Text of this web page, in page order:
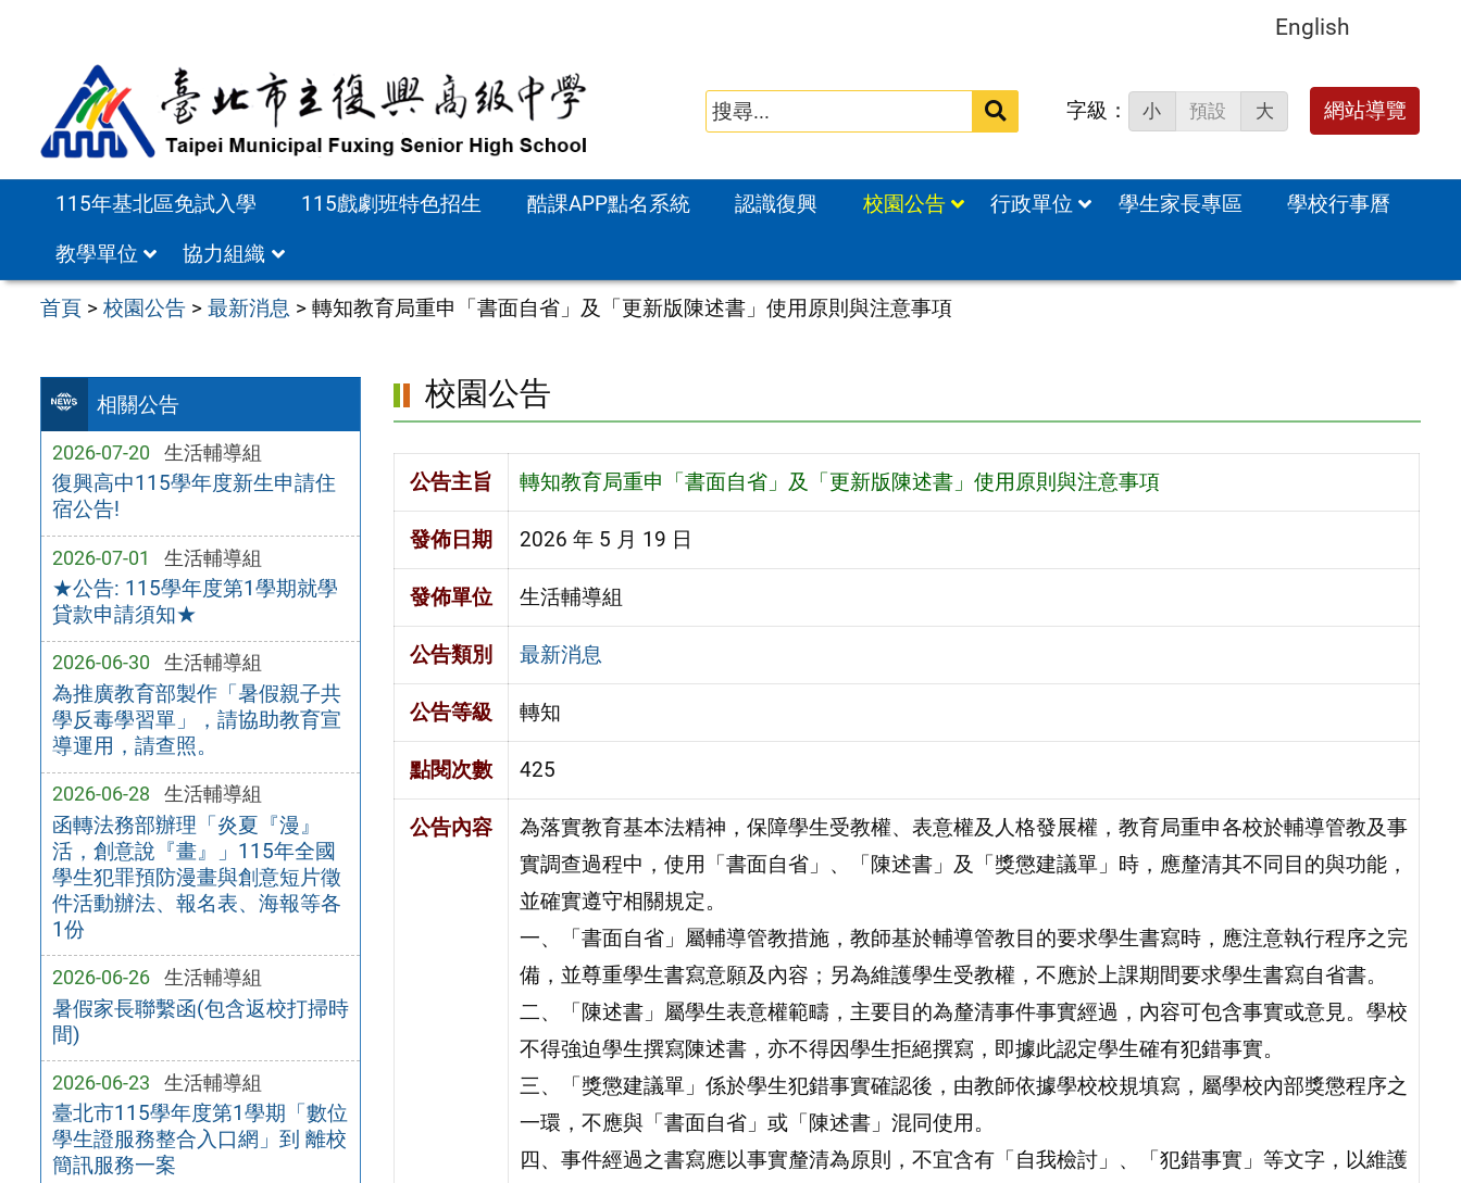
English
搜
字級： 小 預設 大 網站導覽
115年基北區免試入學 115戲劇班特色招生 酷課APP點名系統 認識復興 校園公告 行政單位 學生家長專區
學校行事曆
教學單位
協力組織
首頁 >校園公告 >最新消息 >轉知教育局重申「書面自省」及「更新版陳述書」使用原則與注意事項
相關公告
2026-07-20 生活輔導組
復興高中115學年度新生申請住
宿公告!
2026-07-01 生活輔導組
★公告: 115學年度第1學期就學
貸款申請須知★
2026-06-30 生活輔導組
為推廣教育部製作「暑假親子共
學反毒學習單」，請協助教育宣
導運用，請查照。
2026-06-28 生活輔導組
函轉法務部辦理「炎夏『漫』
活，創意說『畫』」115年全國
學生犯罪預防漫畫與創意短片徵
件活動辦法、報名表、海報等各
1份
2026-06-26 生活輔導組
暑假家長聯繫函(包含返校打掃時
間)
2026-06-23 生活輔導組
臺北市115學年度第1學期「數位
學生證服務整合入口網」到 離校
簡訊服務一案
校園公告
公告主旨 轉知教育局重申「書面自省」及「更新版陳述書」使用原則與注意事項
發佈日期 2026 年 5 月 19 日
發佈單位 生活輔導組
公告類別 最新消息
公告等級 轉知
點閱次數 425
公告內容
為落實教育基本法精神，保障學生受教權、表意權及人格發展權，教育局重申各校於輔導管教及事
實調查過程中，使用「書面自省」、「陳述書」及「獎懲建議單」時，應釐清其不同目的與功能，
並確實遵守相關規定。
一、「書面自省」屬輔導管教措施，教師基於輔導管教目的要求學生書寫時，應注意執行程序之完
備，並尊重學生書寫意願及內容；另為維護學生受教權，不應於上課期間要求學生書寫自省書。
二、「陳述書」屬學生表意權範疇，主要目的為釐清事件事實經過，內容可包含事實或意見。學校
不得強迫學生撰寫陳述書，亦不得因學生拒絕撰寫，即據此認定學生確有犯錯事實。
三、「獎懲建議單」係於學生犯錯事實確認後，由教師依據學校校規填寫，屬學校內部獎懲程序之
一環，不應與「書面自省」或「陳述書」混同使用。
四、事件經過之書寫應以事實釐清為原則，不宜含有「自我檢討」、「犯錯事實」等文字，以維護